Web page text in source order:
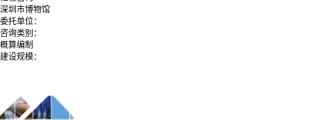
深圳市博物馆
委托单位：
咨询类别：
概算编制
建设规模：